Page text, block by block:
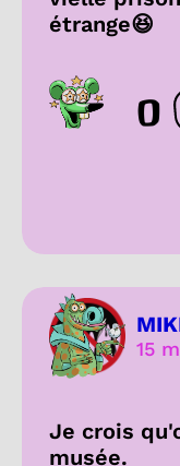
étrange😆
0
15
Je crois
musée.